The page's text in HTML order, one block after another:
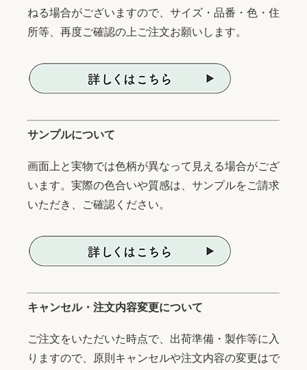
ねる場合がございますので、サイズ・品番・色・住
所等、再度ご確認の上ご注文お願いします。
サンプルについて
画面上と実物では色柄が異なって見える場合がござ
います。実際の色合いや質感は、サンプルをご請求
いただき、ご確認ください。
キャンセル・注文内容変更について
ご注文をいただいた時点で、出荷準備・製作等に入
りますので、原則キャンセルや注文内容の変更はで